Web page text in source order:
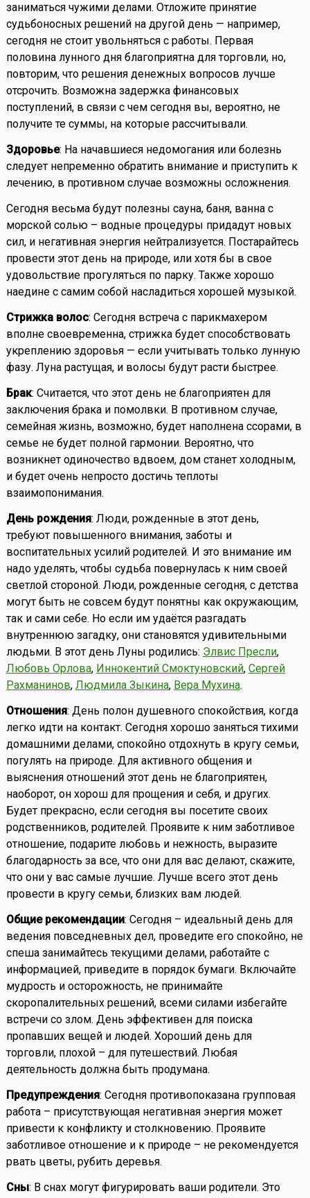
заниматься чужими делами. Отложите принятие
судьбоносных решений на другой день — например,
сегодня не стоит увольняться с работы. Первая
половина лунного дня благоприятна для торговли, но,
повторим, что решения денежных вопросов лучше
отсрочить. Возможна задержка финансовых
поступлений, в связи с чем сегодня вы, вероятно, не
получите те суммы, на которые рассчитывали.
Здоровье: На начавшиеся недомогания или болезнь
следует непременно обратить внимание и приступить к
лечению, в противном случае возможны осложнения.
Сегодня весьма будут полезны сауна, баня, ванна с
морской солью – водные процедуры придадут новых
сил, и негативная энергия нейтрализуется. Постарайтесь
провести этот день на природе, или хотя бы в свое
удовольствие прогуляться по парку. Также хорошо
наедине с самим собой насладиться хорошей музыкой.
Стрижка волос: Сегодня встреча с парикмахером
вполне своевременна, стрижка будет способствовать
укреплению здоровья — если учитывать только лунную
фазу. Луна растущая, и волосы будут расти быстрее.
Брак: Считается, что этот день не благоприятен для
заключения брака и помолвки. В противном случае,
семейная жизнь, возможно, будет наполнена ссорами, в
семье не будет полной гармонии. Вероятно, что
возникнет одиночество вдвоем, дом станет холодным,
и будет очень непросто достичь теплоты
взаимопонимания.
День рождения: Люди, рожденные в этот день,
требуют повышенного внимания, заботы и
воспитательных усилий родителей. И это внимание им
надо уделять, чтобы судьба повернулась к ним своей
светлой стороной. Люди, рожденные сегодня, с детства
могут быть не совсем будут понятны как окружающим,
так и сами себе. Но если им удаётся разгадать
внутреннюю загадку, они становятся удивительными
людьми. В этот день Луны родились: Элвис Пресли,
Любовь Орлова, Иннокентий Смоктуновский, Сергей
Рахманинов, Людмила Зыкина, Вера Мухина.
Отношения: День полон душевного спокойствия, когда
легко идти на контакт. Сегодня хорошо заняться тихими
домашними делами, спокойно отдохнуть в кругу семьи,
погулять на природе. Для активного общения и
выяснения отношений этот день не благоприятен,
наоборот, он хорош для прощения и себя, и других.
Будет прекрасно, если сегодня вы посетите своих
родственников, родителей. Проявите к ним заботливое
отношение, подарите любовь и нежность, выразите
благодарность за все, что они для вас делают, скажите,
что они у вас самые лучшие. Лучше всего этот день
провести в кругу семьи, близких вам людей.
Общие рекомендации: Сегодня – идеальный день для
ведения повседневных дел, проведите его спокойно, не
спеша занимайтесь текущими делами, работайте с
информацией, приведите в порядок бумаги. Включайте
мудрость и осторожность, не принимайте
скоропалительных решений, всеми силами избегайте
встречи со злом. День эффективен для поиска
пропавших вещей и людей. Хороший день для
торговли, плохой – для путешествий. Любая
деятельность должна быть продумана.
Предупреждения: Сегодня противопоказана групповая
работа – присутствующая негативная энергия может
привести к конфликту и столкновению. Проявите
заботливое отношение и к природе – не рекомендуется
рвать цветы, рубить деревья.
Сны: В снах могут фигурировать ваши родители. Это